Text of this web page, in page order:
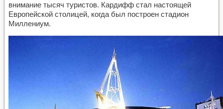
внимание тысяч туристов. Кардифф стал настоящей
Европейской столицей, когда был построен стадион
Миллениум.